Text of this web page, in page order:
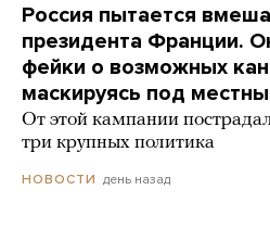
Россия пытается
президента Франции.
фейки о возможных
маскируясь под
От этой кампании
три крупных политика
НОВОСТИ день назад